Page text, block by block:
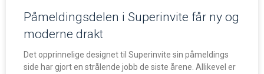
Påmeldingsdelen i Superinvite får ny og
moderne drakt
Det opprinnelige designet til Superinvite sin påmeldings
side har gjort en strålende jobb de siste årene. Allikevel er